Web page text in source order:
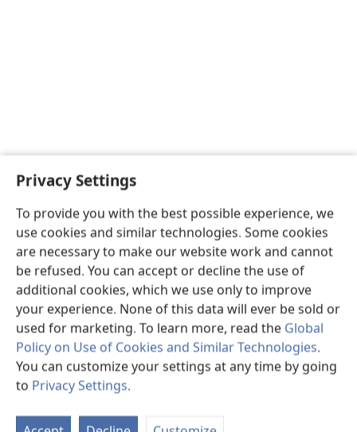
Privacy Settings
To provide you with the best possible experience, we
use cookies and similar technologies. Some cookies
are necessary to make our website work and cannot
be refused. You can accept or decline the use of
additional cookies, which we use only to improve
your experience. None of this data will ever be sold or
used for marketing. To learn more, read the Global
Policy on Use of Cookies and Similar Technologies.
You can customize your settings at any time by going
to Privacy Settings.